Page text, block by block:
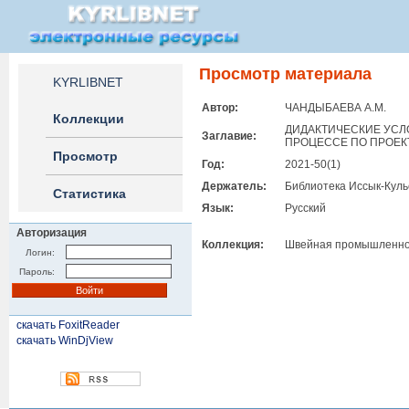
KYRLIBNET
Коллекции
Просмотр
Статистика
Авторизация
Логин:
Пароль:
скачать FoxitReader
скачать WinDjView
Просмотр материала
Автор: ЧАНДЫБАЕВА А.М.
Заглавие:
ДИДАКТИЧЕСКИЕ
ПРОЦЕССЕ ПО
Год:
2021-50(1)
Держатель:
Библиотека Иссык-
Язык:
Русский
Коллекция: Швейная